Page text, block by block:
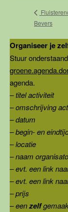
Bevers
Organiseer je
Stuur
agenda.
– titel activiteit
– omschrijving
– datum
– begin- en
– locatie
– naam
– evt. een link
– evt. een link
– prijs
– eenzelf